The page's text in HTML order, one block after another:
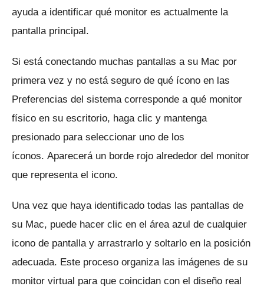
ayuda a identificar qué monitor es actualmente la
pantalla principal.
Si está conectando muchas pantallas a su Mac por
primera vez y no está seguro de qué ícono en las
Preferencias del sistema corresponde a qué monitor
físico en su escritorio, haga clic y mantenga
presionado para seleccionar uno de los
íconos. Aparecerá un borde rojo alrededor del monitor
que representa el icono.
Una vez que haya identificado todas las pantallas de
su Mac, puede hacer clic en el área azul de cualquier
icono de pantalla y arrastrarlo y soltarlo en la posición
adecuada. Este proceso organiza las imágenes de su
monitor virtual para que coincidan con el diseño real